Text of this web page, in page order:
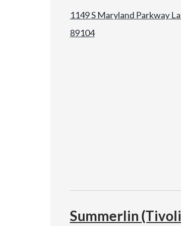
1149 S Maryland Parkway
89104
Summerlin (Tivoli